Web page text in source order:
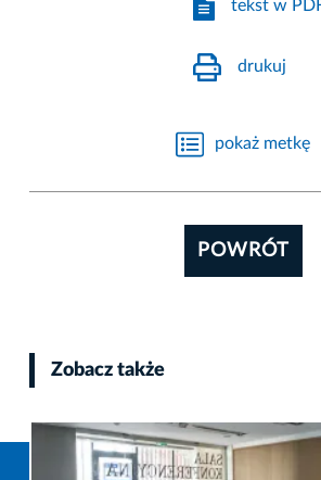
tekst w
drukuj
pokaż metkę
POWRÓT
Zobacz także